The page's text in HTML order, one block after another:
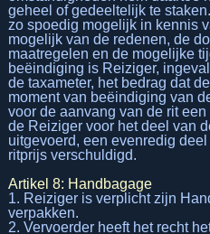
geheel of gedeeltelijk te
zo spoedig mogelijk in kennis
mogelijk van de redenen, de
maatregelen en de mogelijke
beëindiging is Reiziger,
de taxameter, het bedrag dat
moment van beëindiging van
voor de aanvang van de rit
de Reiziger voor het deel van
uitgevoerd, een evenredig
ritprijs verschuldigd.
Artikel 8: Handbagage
1. Reiziger is verplicht zijn
verpakken.
2. Vervoerder heeft het recht